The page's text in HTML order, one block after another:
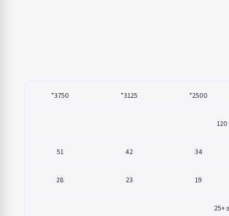
2500*
3125*
3750*
120
34
42
51
19
23
28
≤